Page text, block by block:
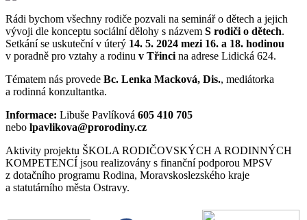
Rádi bychom všechny rodiče pozvali na seminář o dětech a jejich
vývoji dle konceptu sociální dělohy s názvem S rodiči o dětech.
Setkání se uskuteční v úterý 14. 5. 2024 mezi 16. a 18. hodinou
v poradně pro vztahy a rodinu v Třinci na adrese Lidická 624.
Tématem nás provede Bc. Lenka Macková, Dis., mediátorka
a rodinná konzultantka.
Informace: Libuše Pavlíková 605 410 705
nebo lpavlikova@prorodiny.cz
Aktivity projektu ŠKOLA RODIČOVSKÝCH A RODINNÝCH
KOMPETENCÍ jsou realizovány s finanční podporou MPSV
z dotačního programu Rodina, Moravskoslezského kraje
a statutárního města Ostravy.